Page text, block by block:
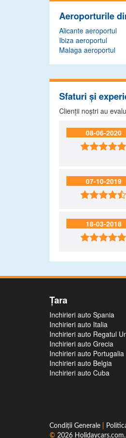
Aeroporturile
Alicante aeroportul
Ibiza aeroportul
Malaga aeroportul
Sfaturi și
Clienții noștri au
08-06-2020

07-10-2019

18-03-2018

Ţara
Inchirieri auto Spania
Inchirieri auto Italia
Inchirieri auto Regatul
Inchirieri auto Grecia
Inchirieri auto Portugalia
Inchirieri auto Belgia
Inchirieri auto Cuba
Condiţii Generale
© 2026 Holidaycars.com